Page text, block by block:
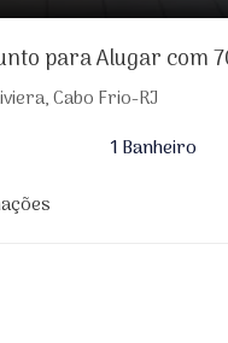
para Alugar com
Cabo Frio-RJ
1 Banheiro